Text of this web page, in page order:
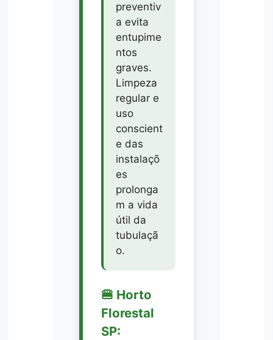
preventiv
a evita
entupime
ntos
graves.
Limpeza
regular e
uso
conscient
e das
instalaçõ
es
prolonga
m a vida
útil da
tubulaçã
o.
🍔 Horto
Florestal
SP: